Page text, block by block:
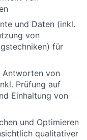
und Daten (inkl.
von
für
Antworten von
Prüfung auf
Einhaltung von
und Optimieren
qualitativer